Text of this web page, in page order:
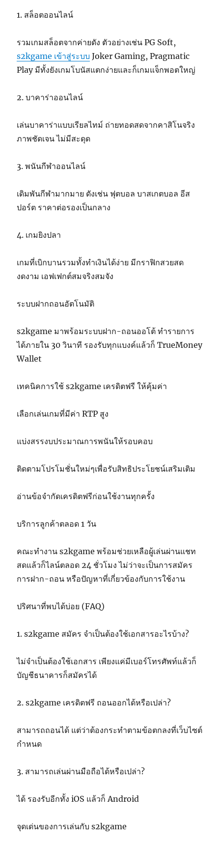
1. สล็อตออนไลน์
รวมเกมสล็อตจากค่ายดัง ตัวอย่างเช่น PG Soft,
s2kgame เข้าสู่ระบบ Joker Gaming, Pragmatic
Play มีทั้งยังเกมโบนัสแตกง่ายและก็เกมแจ็กพอตใหญ่
2. บาคาร่าออนไลน์
เล่นบาคาร่าแบบเรียลไทม์ ถ่ายทอดสดจากคาสิโนจริง
ภาพชัดเจน ไม่มีสะดุด
3. พนันกีฬาออนไลน์
เดิมพันกีฬามากมาย ดังเช่น ฟุตบอล บาสเกตบอล อีส
ปอร์ต ราคาต่อรองเป็นกลาง
4. เกมยิงปลา
เกมที่เบิกบานรวมทั้งทำเงินได้ง่าย มีกราฟิกสวยสด
งดงาม เอฟเฟกต์สมจริงสมจัง
ระบบฝากถอนอัตโนมัติ
s2kgame มาพร้อมระบบฝาก-ถอนออโต้ ทำรายการ
ได้ภายใน 30 วินาที รองรับทุกแบงค์แล้วก็ TrueMoney
Wallet
เทคนิคการใช้ s2kgame เครดิตฟรี ให้คุ้มค่า
เลือกเล่นเกมที่มีค่า RTP สูง
แบ่งสรรงบประมาณการพนันให้รอบคอบ
ติดตามโปรโมชั่นใหม่ๆเพื่อรับสิทธิประโยชน์เสริมเติม
อ่านข้อจำกัดเครดิตฟรีก่อนใช้งานทุกครั้ง
บริการลูกค้าตลอด 1 วัน
คณะทำงาน s2kgame พร้อมช่วยเหลือผู้เล่นผ่านแชท
สดแล้วก็ไลน์ตลอด 24 ชั่วโมง ไม่ว่าจะเป็นการสมัคร
การฝาก-ถอน หรือปัญหาที่เกี่ยวข้องกับการใช้งาน
ปริศนาที่พบได้บ่อย (FAQ)
1. s2kgame สมัคร จำเป็นต้องใช้เอกสารอะไรบ้าง?
ไม่จำเป็นต้องใช้เอกสาร เพียงแค่มีเบอร์โทรศัพท์แล้วก็
บัญชีธนาคารก็สมัครได้
2. s2kgame เครดิตฟรี ถอนออกได้หรือเปล่า?
สามารถถอนได้ แต่ว่าต้องกระทำตามข้อตกลงที่เว็บไซต์
กำหนด
3. สามารถเล่นผ่านมือถือได้หรือเปล่า?
ได้ รองรับอีกทั้ง iOS แล้วก็ Android
จุดเด่นของการเล่นกับ s2kgame